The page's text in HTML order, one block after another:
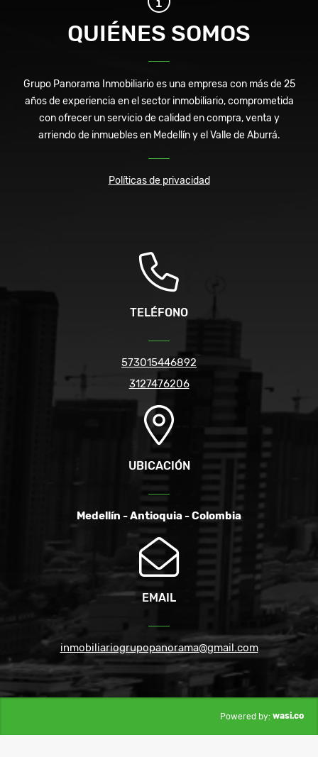
QUIÉNES SOMOS
Grupo Panorama Inmobiliario es una empresa con más de 25
años de experiencia en el sector inmobiliario, comprometida
con ofrecer un servicio de calidad en compra, venta y
arriendo de inmuebles en Medellín y el Valle de Aburrá.
Políticas de privacidad
TELÉFONO
573015446892
3127476206
UBICACIÓN
Medellín - Antioquia - Colombia
EMAIL
inmobiliariogrupopanorama@gmail.com
Powered by: wasi.co